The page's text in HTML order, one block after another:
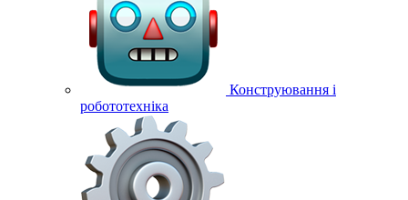
Конструювання і
робототехніка